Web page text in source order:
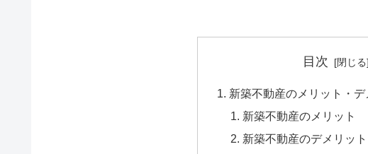
目次
新築不動産のメリット・デ
新築不動産のメリット
新築不動産のデメリット